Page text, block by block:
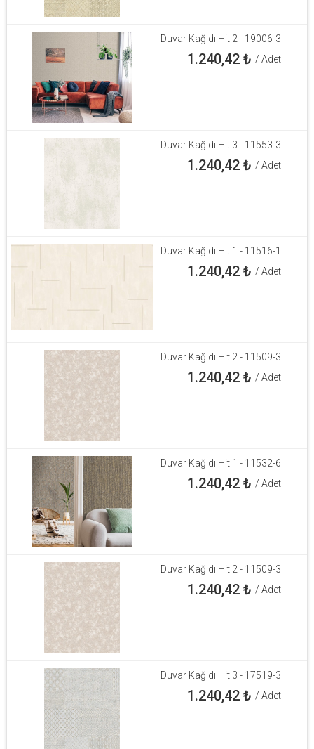
Duvar Kağıdı Hit 2 - 19006-3
1.240,42₺ / Adet
Duvar Kağıdı Hit 3 - 11553-3
1.240,42₺ / Adet
Duvar Kağıdı Hit 1 - 11516-1
1.240,42₺ / Adet
Duvar Kağıdı Hit 2 - 11509-3
1.240,42₺ / Adet
Duvar Kağıdı Hit 1 - 11532-6
1.240,42₺ / Adet
Duvar Kağıdı Hit 2 - 11509-3
1.240,42₺ / Adet
Duvar Kağıdı Hit 3 - 17519-3
1.240,42₺ / Adet